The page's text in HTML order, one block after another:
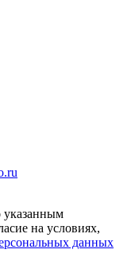
указанным
на условиях,
данных